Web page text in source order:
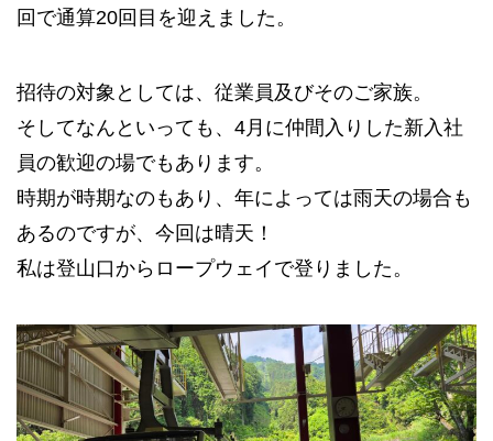
回で通算20回目を迎えました。
招待の対象としては、従業員及びそのご家族。
そしてなんといっても、4月に仲間入りした新入社
員の歓迎の場でもあります。
時期が時期なのもあり、年によっては雨天の場合も
あるのですが、今回は晴天！
私は登山口からロープウェイで登りました。